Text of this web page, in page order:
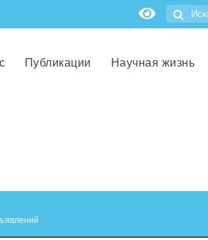
Публикации Научная жизнь